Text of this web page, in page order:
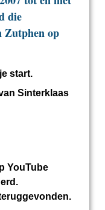
die
Zutphen op
start.
Sinterklaas
YouTube